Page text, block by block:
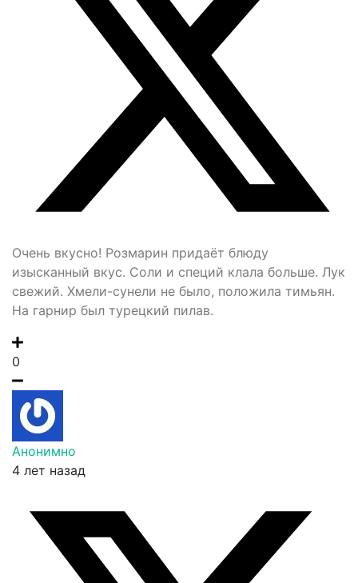
Очень вкусно! Розмарин придаёт блюду
изысканный вкус. Соли и специй клала больше. Лук
свежий. Хмели-сунели не было, положила тимьян.
На гарнир был турецкий пилав.
0
Анонимно
4 лет назад